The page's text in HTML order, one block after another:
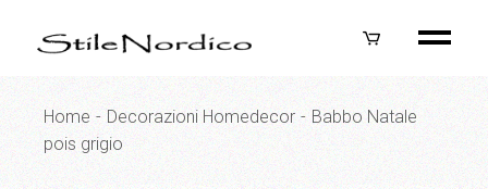
content
Home Decorazioni Homedecor
Babbo Natale
pois grigio